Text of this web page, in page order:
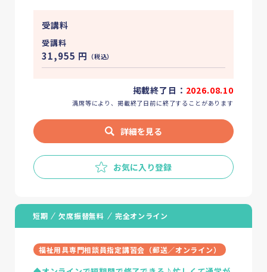
受講料
受講料
31,955 円 （税込）
掲載終了日： 2026.08.10
満席等により、掲載終了日前に終了することがあります
詳細を見る
お気に入り登録
短期 欠席振替無料 完全オンライン
福祉用具専門相談員指定講習会（郵送／オンライン）